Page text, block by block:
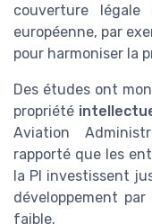
couverture légale
européenne, par
pour harmoniser la
Des études ont
propriété
Aviation
rapporté que les
la PI investissent
développement
faible.